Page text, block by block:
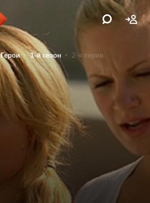
Герои 1-й сезон 2-я серия